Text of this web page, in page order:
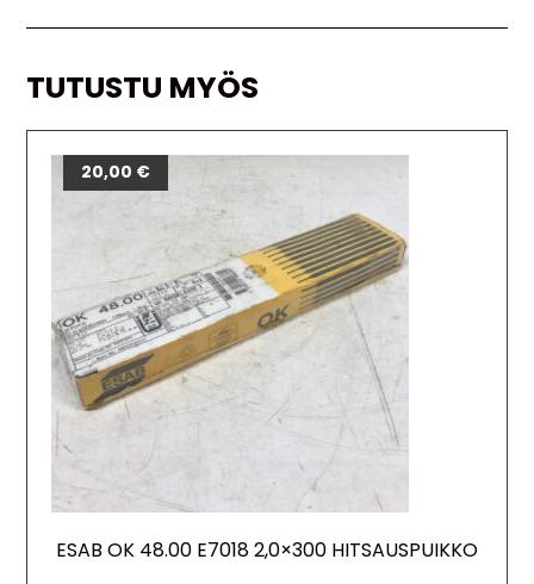
TUTUSTU MYÖS
ESAB OK 48.00 E7018 2,0×300 HITSAUSPUIKKO
20,00 €